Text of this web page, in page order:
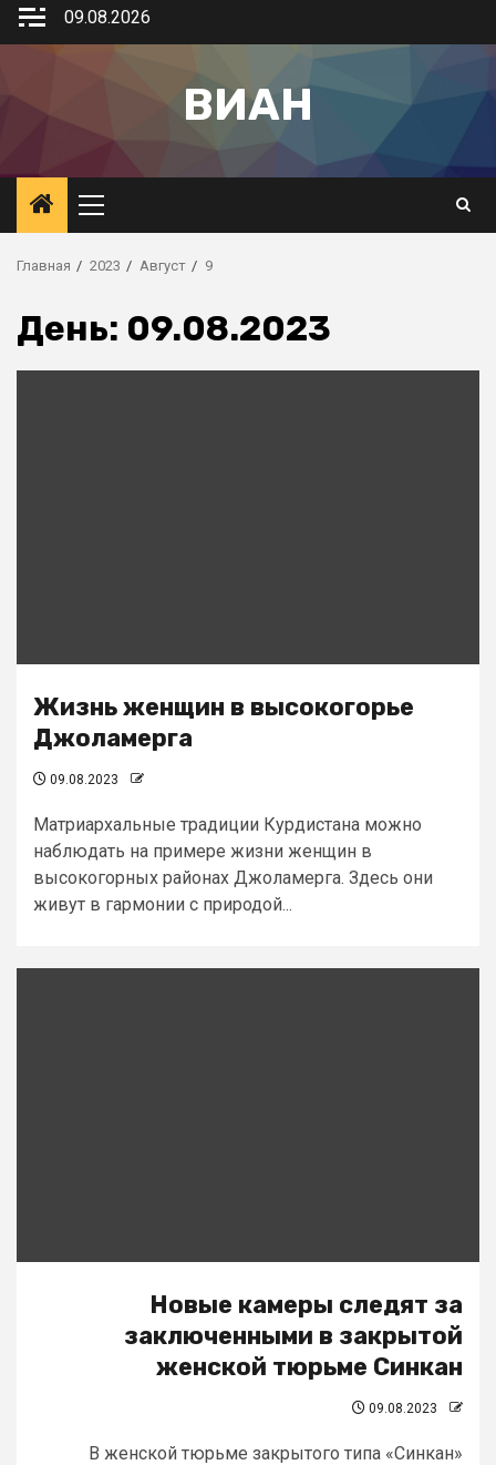
09.08.2026
ВИАН
Главная 2023 Август 9
День: 09.08.2023
Жизнь женщин в высокогорье
Джоламерга
09.08.2023
Матриархальные традиции Курдистана можно
наблюдать на примере жизни женщин в
высокогорных районах Джоламерга. Здесь они
живут в гармонии с природой...
Новые камеры следят за
заключенными в закрытой
женской тюрьме Синкан
09.08.2023
В женской тюрьме закрытого типа «Синкан»